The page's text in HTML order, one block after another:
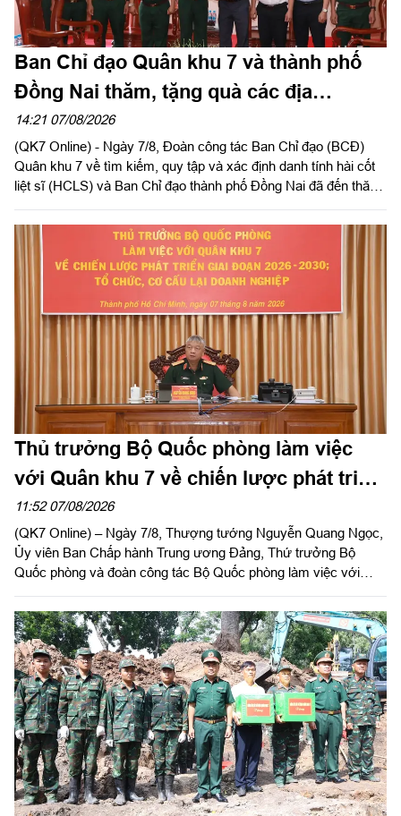
Ban Chỉ đạo Quân khu 7 và thành phố
Đồng Nai thăm, tặng quà các địa
phương hỗ trợ tìm kiếm, quy tập hài cốt
liệt sĩ
14:21 07/08/2026
(QK7 Online) - Ngày 7/8, Đoàn công tác Ban Chỉ đạo (BCĐ)
Quân khu 7 về tìm kiếm, quy tập và xác định danh tính hài cốt
liệt sĩ (HCLS) và Ban Chỉ đạo thành phố Đồng Nai đã đến thăm,
và chùa Tân Minh (phường Bình Long), thành phố Đồng Nai -
các địa phương, cơ sở đã hỗ trợ, đồng hành trong hoạt động
quy tập, tìm kiếm HCLS, cầu siêu các anh hùng liệt sĩ tại xã
Minh Đức. Thiếu tướng Trần Chí Tâm, Ủy viên Thường vụ
Đảng ủy, Phó Chính ủy Quân khu, Trưởng BCĐ Quân khu làm
trưởng đoàn.
Thủ trưởng Bộ Quốc phòng làm việc
với Quân khu 7 về chiến lược phát triển
giai đoạn 2026 – 2030, tổ chức, cơ cấu
lại doanh nghiệp
11:52 07/08/2026
(QK7 Online) – Ngày 7/8, Thượng tướng Nguyễn Quang Ngọc,
Ủy viên Ban Chấp hành Trung ương Đảng, Thứ trưởng Bộ
Quốc phòng và đoàn công tác Bộ Quốc phòng làm việc với
chức cơ cấu lại doanh nghiệp. Thiếu tướng Đặng Văn Lẫm, Ủy
viên Thường vụ Đảng ủy, Phó Tư lệnh Quân khu tiếp đoàn.